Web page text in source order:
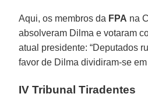
Aqui, os membros da FPA na
absolveram Dilma e votaram
atual presidente: “Deputados
favor de Dilma dividiram-se em
IV Tribunal Tiradentes